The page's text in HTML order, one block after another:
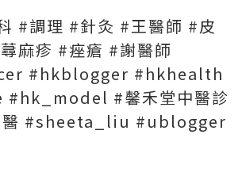
#調理 #針灸 #王醫師 #皮
麻疹 #痤瘡 #謝醫師
#hkblogger #hkhealth
#馨禾堂中醫診
醫 #sheeta_liu #ublogger